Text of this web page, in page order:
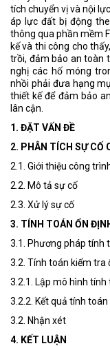
tích chuyển vị và nội
áp lực đất bị động
thông qua phần mềm
kế và thi công cho
trồi, đảm bảo an toàn
nghị các hố móng
nhồi phải đưa hạng
thiết kế để đảm bảo
lân cận.
1. ĐẶT VẤN ĐỀ
2. PHÂN TÍCH SỰ CỐ
2.1. Giới thiệu công
2.2. Mô tả sự cố
2.3. Xử lý sự cố
3. TÍNH TOÁN ỔN
3.1. Phương pháp tính
3.2. Tính toán kiểm tra
3.2.1. Lập mô hình tính
3.2.2. Kết quả tính toán
3.2. Nhận xét
4. KẾT LUẬN